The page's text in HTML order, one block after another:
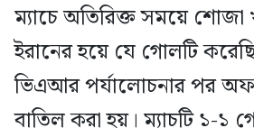
ম্যাচে অতিরিক্ত সময়ে
ইরানের হয়ে যে গোলটি
ভিএআর পর্যালোচনার পর
বাতিল করা হয়। ম্যাচটি ১-১